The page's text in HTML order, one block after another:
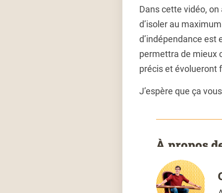
Dans cette vidéo, on
d’isoler au
d’indépendance est
permettra de mieux
précis et évolueront
J’espère que ça
À propos